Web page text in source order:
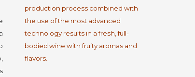
production process combined with
the use of the most advanced
technology results in a fresh, full-
bodied wine with fruity aromas and
flavors.